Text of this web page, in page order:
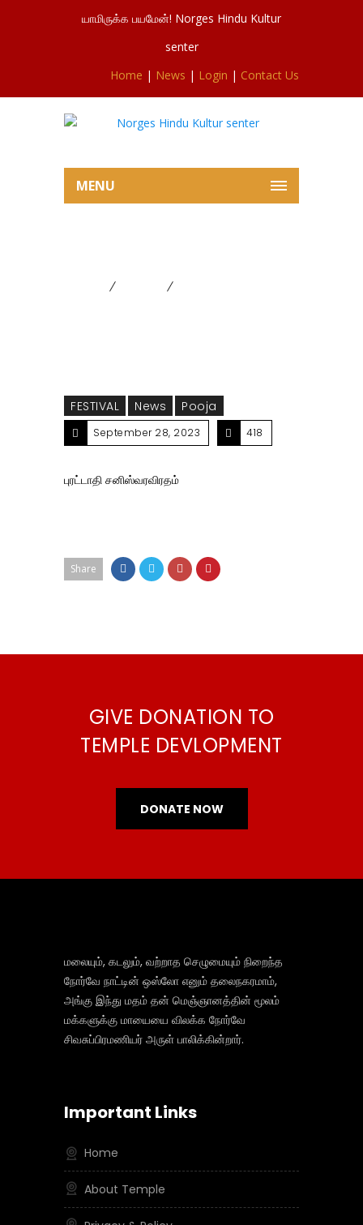
யாமிருக்க பயமேன்! Norges Hindu Kultur
senter
Home | News | Login | Contact Us
MENU
FESTIVAL News Pooja
September 28, 2023 418
புரட்டாதி சனிஸ்வரவிரதம்
Share
GIVE DONATION TO
TEMPLE DEVLOPMENT
DONATE NOW
மலையும், கடலும், வற்றாத செழுமையும் நிறைந்த
நோர்வே நாட்டின் ஒஸ்லோ எனும் தலைநகரமாம்,
அங்கு இந்து மதம் தன் மெஞ்ஞானத்தின் மூலம்
மக்களுக்கு மாயையை விலக்க நோர்வே
சிவசுப்பிரமணியர் அருள் பாலிக்கின்றார்.
Important Links
Home
About Temple